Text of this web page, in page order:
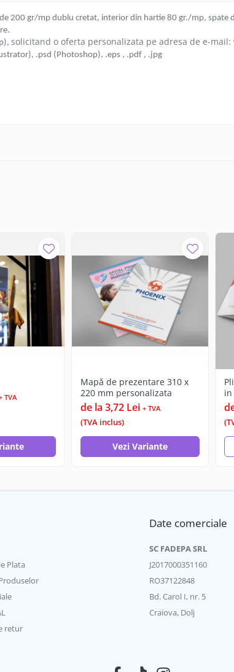
200 gr/mp dublu cretat, interior din hartie 80 gr./mp, spate
solicitand o oferta personalizata pe adresa de e-mail:
.psd (Photoshop), .eps , .pdf , .jpg
TVA
Mapă de prezentare 310 x
220 mm personalizata
de la 3,72 Lei + TVA
(TVA inclus)
Vezi Variante
in
Plata
retur
Date comerciale
SC FADEPA SRL
J2017000351160
RO37122848
Bd. Carol I, nr. 5
Craiova, Dolj